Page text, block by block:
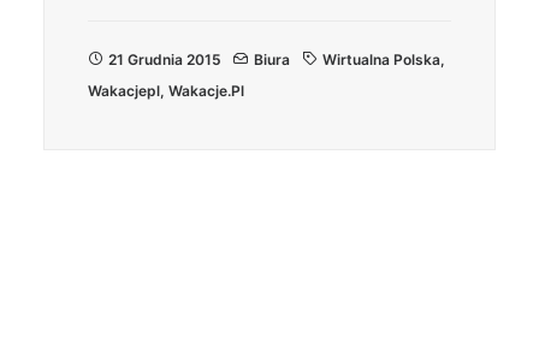
21 Grudnia 2015 Biura Wirtualna Polska,
Wakacjepl, Wakacje.pl